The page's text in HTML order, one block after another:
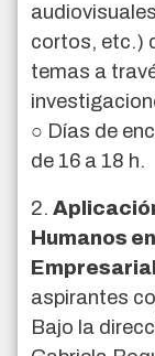
cortos, etc.)
temas a
○ Días de
de 16 a 18 h.
2.
Humanos
Empresarial
aspirantes
Bajo la